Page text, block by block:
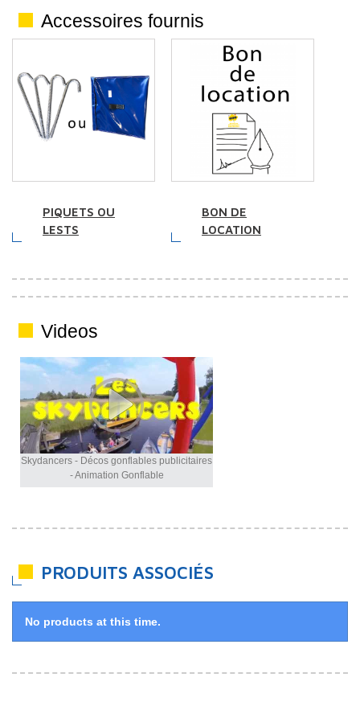
Accessoires fournis
PIQUETS OU
LESTS
BON DE
LOCATION
Videos
Skydancers - Décos gonflables publicitaires
- Animation Gonflable
PRODUITS ASSOCIÉS
No products at this time.